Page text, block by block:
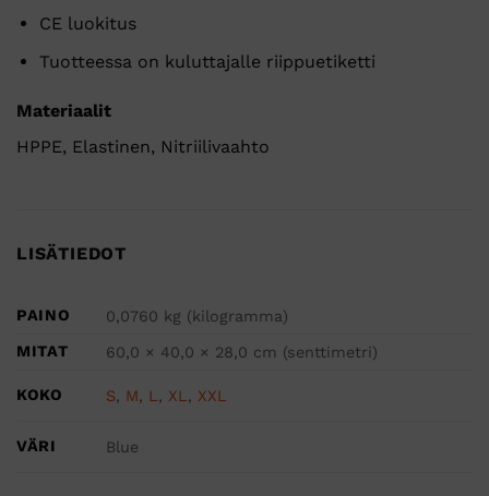
CE luokitus
Tuotteessa on kuluttajalle riippuetiketti
Materiaalit
HPPE, Elastinen, Nitriilivaahto
LISÄTIEDOT
PAINO
0,0760 kg (kilogramma)
MITAT
60,0 × 40,0 × 28,0 cm (senttimetri)
KOKO S, M, L, XL, XXL
VÄRI Blue